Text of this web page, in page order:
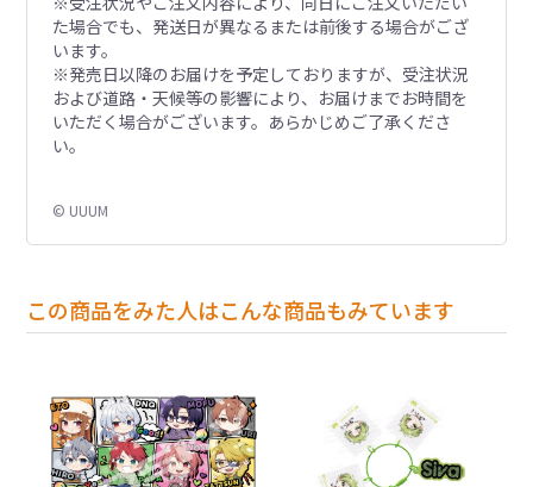
た場合でも、発送日が異なるまたは前後する場合がござ
います。
※発売日以降のお届けを予定しておりますが、受注状況
および道路・天候等の影響により、お届けまでお時間を
いただく場合がございます。あらかじめご了承くださ
い。
© UUUM
この商品をみた人はこんな商品もみています